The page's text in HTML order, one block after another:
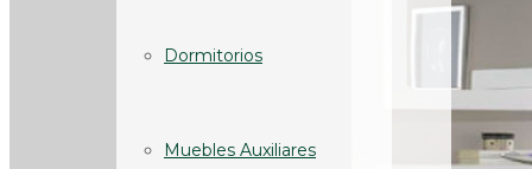
Dormitorios
Muebles Auxiliares